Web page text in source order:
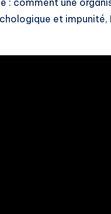
: comment une
et impunité,